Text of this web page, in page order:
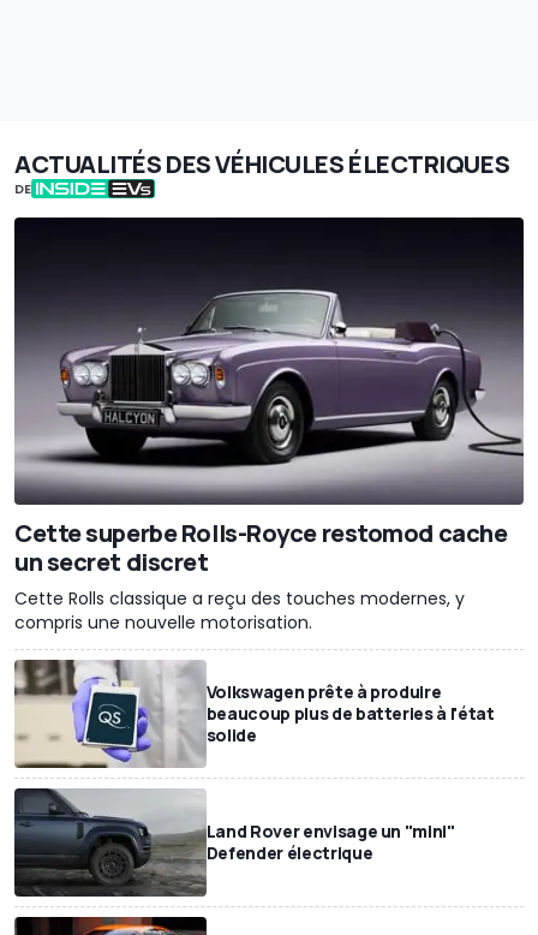
ACTUALITÉS DES VÉHICULES ÉLECTRIQUES
DE
Cette superbe Rolls-Royce restomod cache
un secret discret
Cette Rolls classique a reçu des touches modernes, y
compris une nouvelle motorisation.
Volkswagen prête à produire
beaucoup plus de batteries à l'état
solide
Land Rover envisage un "mini"
Defender électrique